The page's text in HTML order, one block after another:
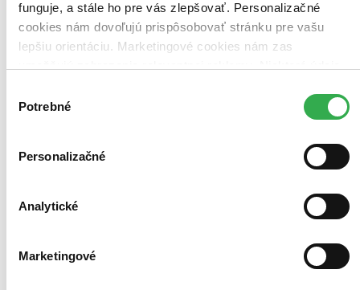
funguje, a stále ho pre vás zlepšovať. Personalizačné
cookies nám dovoľujú prispôsobovať stránku pre vašu
lepšiu orientáciu. Marketingové cookies nám zas
keby sme mohli používať všetky tieto cookies. Ďakujeme!
súhlasu
Potrebné
Personalizačné
Analytické
Marketingové